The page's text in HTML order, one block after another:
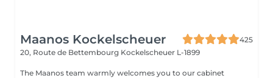
Maanos Kockelscheuer
425
20, Route de Bettembourg Kockelscheuer L-1899
The Maanos team warmly welcomes you to our cabinet